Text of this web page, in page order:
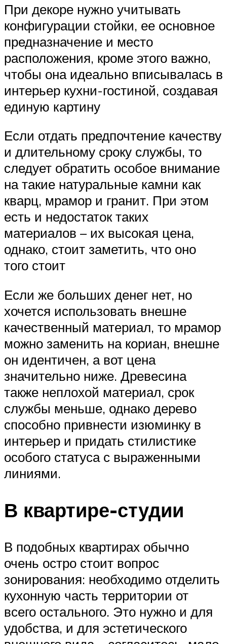
При декоре нужно учитывать
конфигурации стойки, ее основное
предназначение и место
расположения, кроме этого важно,
чтобы она идеально вписывалась в
интерьер кухни-гостиной, создавая
единую картину
Если отдать предпочтение качеству
и длительному сроку службы, то
следует обратить особое внимание
на такие натуральные камни как
кварц, мрамор и гранит. При этом
есть и недостаток таких
материалов – их высокая цена,
однако, стоит заметить, что оно
того стоит
Если же больших денег нет, но
хочется использовать внешне
качественный материал, то мрамор
можно заменить на кориан, внешне
он идентичен, а вот цена
значительно ниже. Древесина
также неплохой материал, срок
службы меньше, однако дерево
способно привнести изюминку в
интерьер и придать стилистике
особого статуса с выраженными
линиями.
В квартире-студии
В подобных квартирах обычно
очень остро стоит вопрос
зонирования: необходимо отделить
кухонную часть территории от
всего остального. Это нужно и для
удобства, и для эстетического